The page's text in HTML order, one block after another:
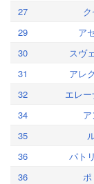
27
29
ア
30
スヴ
31
アレ
32
エレ
34
35
36
パト
36